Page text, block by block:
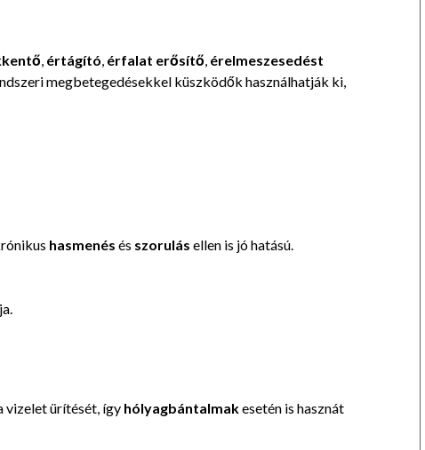
, értágító, érfalat erősítő, érelmeszesedést
megbetegedésekkel küszködők használhatják ki,
hasmenés és szorulás ellen is jó hatású.
vizelet ürítését, így hólyagbántalmakesetén is hasznát